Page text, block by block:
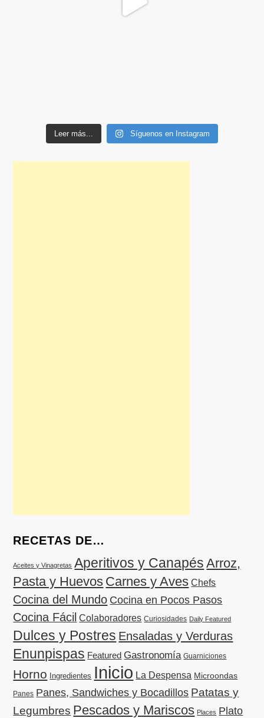
Leer más... Síguenos en Instagram
RECETAS DE…
Aceites y Vinagretas Aperitivos y Canapés Arroz,
Pasta y Huevos Carnes y Aves Chefs
Cocina del Mundo Cocina en Pocos Pasos
Cocina Fácil Colaboradores Curiosidades Daily Featured
Dulces y Postres Ensaladas y Verduras
Enunpispas Featured Gastronomía Guarniciones
Horno Ingredientes Inicio La Despensa Microondas
Panes Panes, Sandwiches y Bocadillos Patatas y
Legumbres Pescados y Mariscos Places Plato